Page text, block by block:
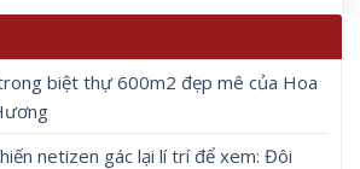
biệt thự 600m2 đẹp mê của Hoa
netizen gác lại lí trí để xem: Đôi